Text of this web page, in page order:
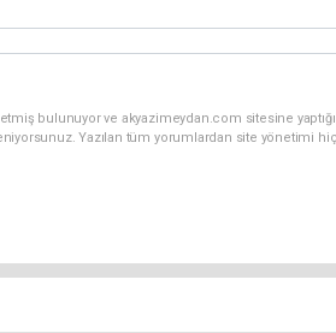
bulunuyor ve akyazimeydan.com sitesine
Yazılan tüm yorumlardan site yönetimi